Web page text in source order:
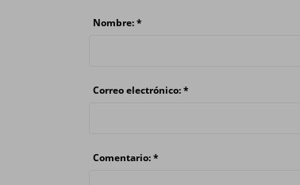
Nombre: *
Correo electrónico: *
Comentario: *